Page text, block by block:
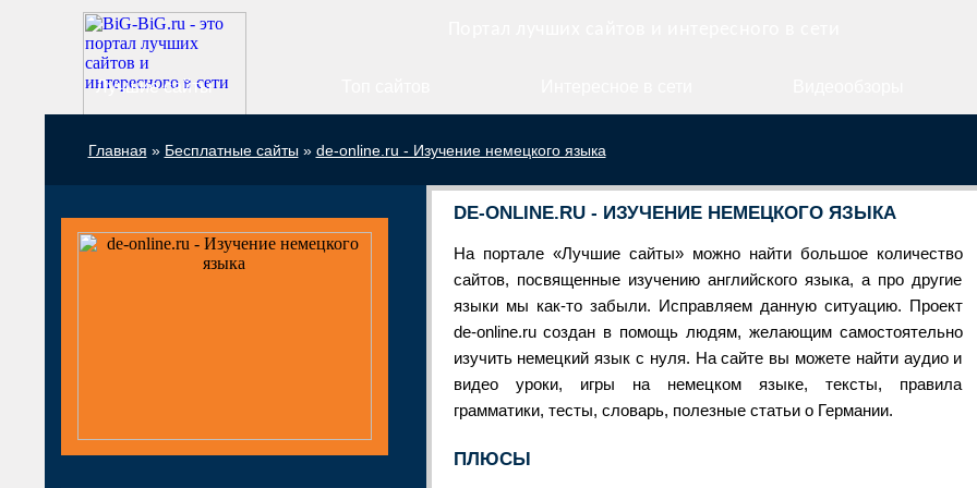
Лучшие сайты
Главная » Бесплатные сайты» de-online.ru - Изучение немецкого языка
DE-ONLINE.RU - ИЗУЧЕНИЕ НЕМЕЦКОГО ЯЗЫКА
На портале «Лучшие сайты»можно найти большое количество
сайтов, посвященные изучению английского языка, а про другие
языки мы как-то забыли. Исправляем данную ситуацию. Проект
de-online.ru создан в помощь людям, желающим самостоятельно
изучить немецкий язык с нуля. На сайте вы можете найти аудио и
видео уроки, игры на немецком языке, тексты, правила
грамматики, тесты, словарь, полезные статьи о Германии.
ПЛЮСЫ